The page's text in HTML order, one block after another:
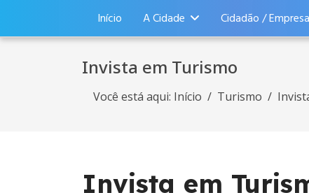
Início A Cidade Cidadão /
Invista em Turismo
Você está aqui: Início Turismo
Invista em